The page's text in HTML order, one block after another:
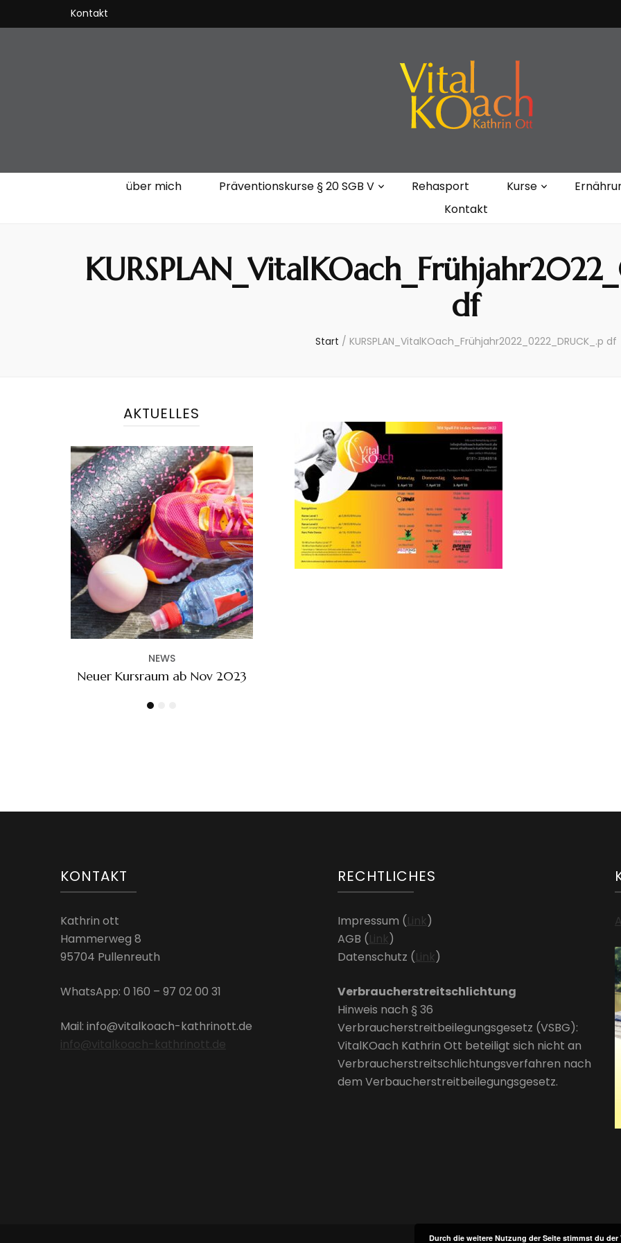
Kontakt
über mich Präventionskurse § 20 SGB V Rehasport Kurse
Kontakt
df
Start / KURSPLAN_VitalKOach_Frühjahr2022_0222_DRUCK_.p df
AKTUELLES
NEWS
Kursplan ab März 2025
KONTAKT
Kathrin ott
Hammerweg 8
95704 Pullenreuth
WhatsApp: 0 160 – 97 02 00 31
Mail: info@vitalkoach-kathrinott.de
info@vitalkoach-kathrinott.de
RECHTLICHES
Impressum (Link)
AGB (Link)
Datenschutz (Link)
Verbraucherstreitschlichtung
Hinweis nach § 36
Verbraucherstreitbeilegungsgesetz (VSBG):
VitalKOach Kathrin Ott beteiligt sich nicht an
Verbraucherstreitschlichtungsverfahren nach
dem Verbaucherstreitbeilegungsgesetz.
Durch die weitere Nutzung der Seite stimmst du